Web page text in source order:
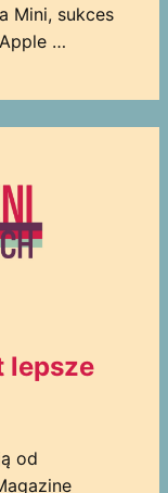
Mini, sukces
…
lepsze
od